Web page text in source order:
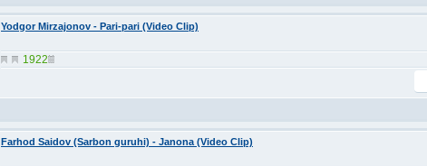
Yodgor Mirzajonov - Pari-pari (Video Clip)
1922
Farhod Saidov (Sarbon guruhi) - Janona (Video Clip)